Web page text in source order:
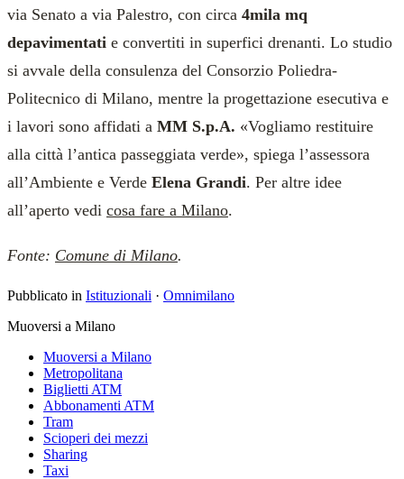
via Senato a via Palestro, con circa 4mila mq
depavimentati e convertiti in superfici drenanti. Lo studio
si avvale della consulenza del Consorzio Poliedra-
Politecnico di Milano, mentre la progettazione esecutiva e
i lavori sono affidati a MM S.p.A. «Vogliamo restituire
alla città l’antica passeggiata verde», spiega l’assessora
all’Ambiente e Verde Elena Grandi. Per altre idee
all’aperto vedi cosa fare a Milano.
Fonte: Comune di Milano.
Pubblicato in Istituzionali · Omnimilano
Muoversi a Milano
Muoversi a Milano
Metropolitana
Biglietti ATM
Abbonamenti ATM
Tram
Scioperi dei mezzi
Sharing
Taxi